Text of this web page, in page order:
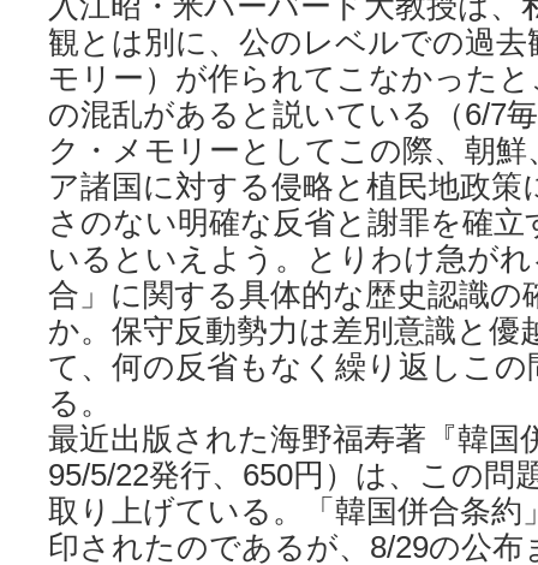
観とは別に、公のレベルでの過
モリー）が作られてこなかった
の混乱があると説いている（6/7
ク・メモリーとしてこの際、朝
ア諸国に対する侵略と植民地政
さのない明確な反省と謝罪を確
いるといえよう。とりわけ急が
合」に関する具体的な歴史認識
か。保守反動勢力は差別意識と優
て、何の反省もなく繰り返しこ
る。
最近出版された海野福寿著『韓国
95/5/22発行、650円）は、この問
取り上げている。「韓国併合条約
印されたのであるが、8/29の公布